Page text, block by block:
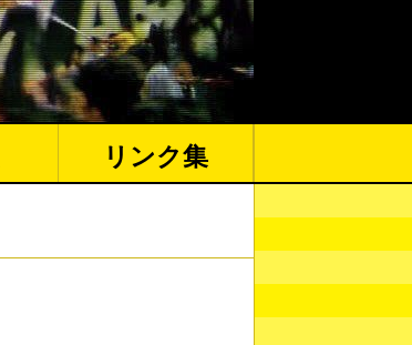
リンク集